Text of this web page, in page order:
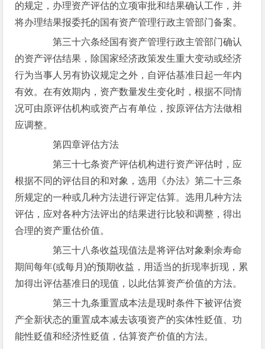
的规定，办理资产评估的立项审批和结果确认工作，并
将办理结果报委托的国有资产管理行政主管部门备案。
第三十六条经国有资产管理行政主管部门确认
的资产评估结果，除国家经济政策发生重大变动或经济
行为当事人另有协议规定之外，自评估基准日起一年内
有效。在有效期内，资产数量发生变化时，根据不同情
况可由原评估机构或资产占有单位，按原评估方法做相
应调整。
第四章评估方法
第三十七条资产评估机构进行资产评估时，应
根据不同的评估目的和对象，选用《办法》第二十三条
所规定的一种或几种方法进行评定估算。选用几种方法
评估，应对各种方法评出的结果进行比较和调整，得出
合理的资产重估价值。
第三十八条收益现值法是将评估对象剩余寿命
期间每年(或每月)的预期收益，用适当的折现率折现，累
加得出评估基准日的现值，以此估算资产价值的方法。
第三十九条重置成本法是现时条件下被评估资
产全新状态的重置成本减去该项资产的实体性贬值、功
能性贬值和经济性贬值，估算资产价值的方法。